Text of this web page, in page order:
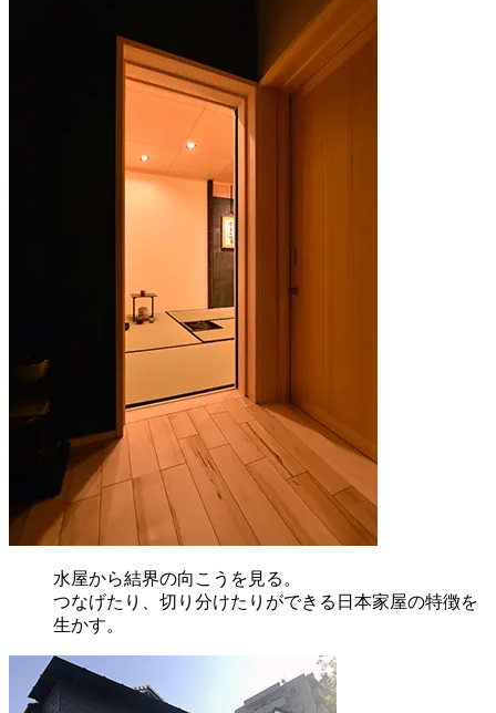
水屋から結界の向こうを見る。
つなげたり、切り分けたりができる日本家屋の特徴を
生かす。